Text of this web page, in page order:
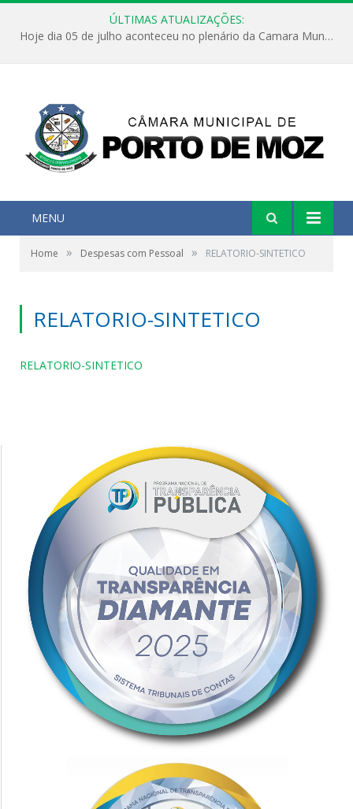
ÚLTIMAS ATUALIZAÇÕES:
Hoje dia 05 de julho aconteceu no plenário da Camara Municipal de Porto de Moz a Sessão Solene de Abertura dos Trabalhos Legislativos 2º Período da 23ª Legislatura
MENU
Home » Despesas com Pessoal » RELATORIO-SINTETICO
RELATORIO-SINTETICO
RELATORIO-SINTETICO